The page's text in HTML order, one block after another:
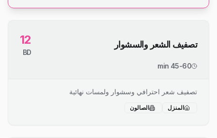
تصفيف الشعر والسشوار 12
BD
45-60 min
تصفيف شعر احترافي وسشوار ولمسات نهائية
المنزل الصالون